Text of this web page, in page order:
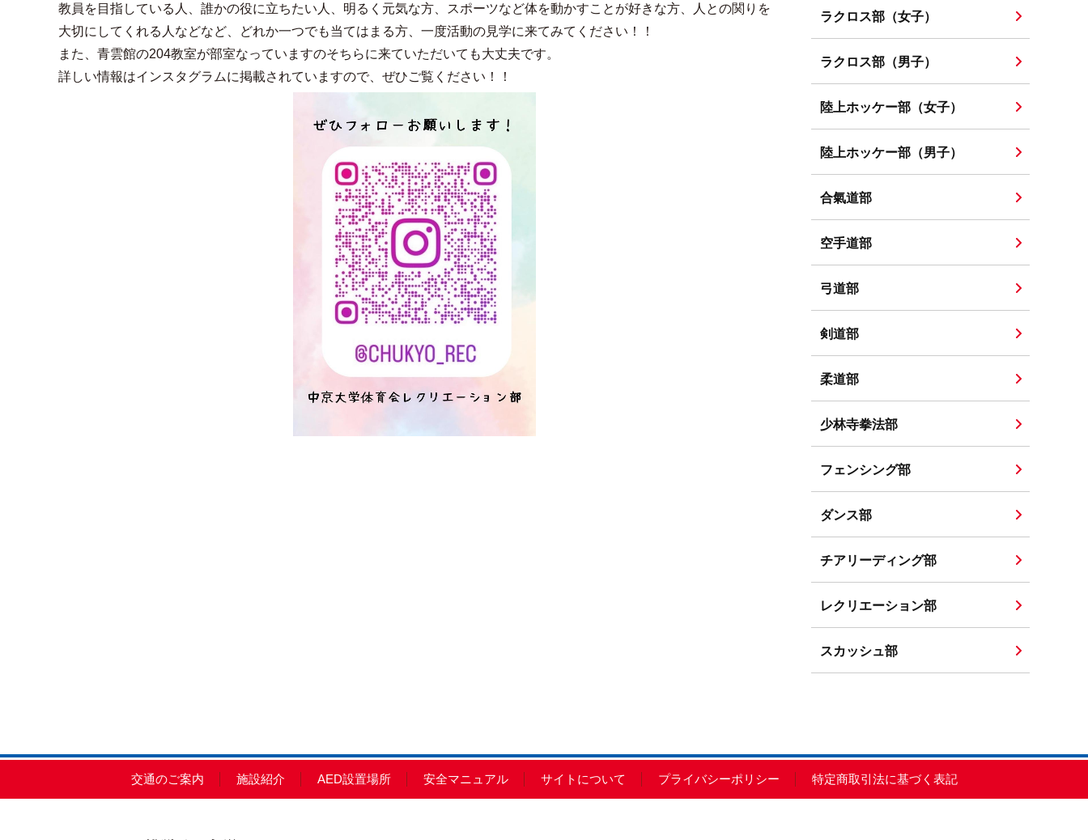
教員を目指している人、誰かの役に立ちたい人、明るく元気な方、スポーツなど体を動かすことが好きな方、人との関りを
大切にしてくれる人などなど、どれか一つでも当てはまる方、一度活動の見学に来てみてください！！
また、青雲館の204教室が部室なっていますのそちらに来ていただいても大丈夫です。
詳しい情報はインスタグラムに掲載されていますので、ぜひご覧ください！！
ラクロス部（女子）
ラクロス部（男子）
陸上ホッケー部（女子）
陸上ホッケー部（男子）
合氣道部
空手道部
弓道部
剣道部
柔道部
少林寺拳法部
フェンシング部
ダンス部
チアリーディング部
レクリエーション部
スカッシュ部
交通のご案内 施設紹介 AED設置場所 安全マニュアル サイトについて プライバシーポリシー 特定商取引法に基づく表記